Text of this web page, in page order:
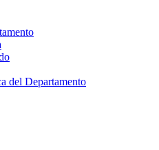
del Departamento